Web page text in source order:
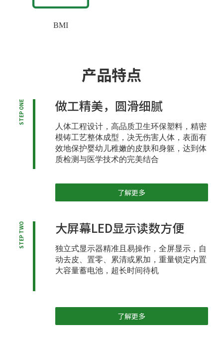
BMI
产品特点
STEP ONE 做工精美，圆滑细腻
人体工程设计，高品质卫生环保塑料，精密
模铸工艺整体成型，决无伤害人体，表面有
效地保护婴幼儿稚嫩的皮肤和身躯，达到体
质检测与医学技术的完美结合
了解更多
STEP TWO 大屏幕LED显示读数方便
独立式显示器精准且易操作，全屏显示，自
动去皮、置零、累清或累加，重量锁定内置
大容量蓄电池，超长时间待机
了解更多